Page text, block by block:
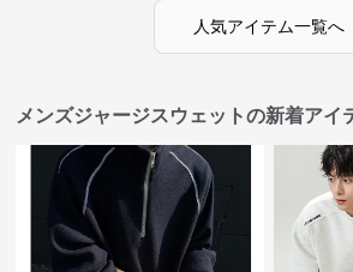
人気アイテム一覧へ
メンズジャージスウェットの新着アイ